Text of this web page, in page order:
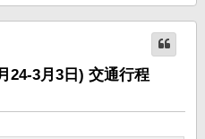
頂
端
24-3月3日) 交通行程